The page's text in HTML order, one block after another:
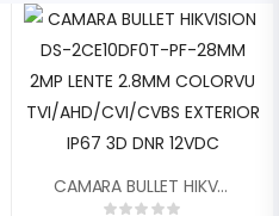
CAMARA BULLET HIKVISION DS-2CE10DF0T-PF-28MM 2MP LENTE 2.8MM COLORVU TVI/AHD/CVI/CVBS EXTERIOR IP67 3D DNR 12VDC